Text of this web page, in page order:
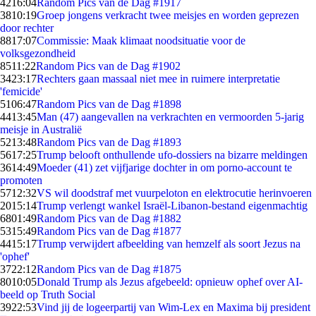
4216:04Random Pics van de Dag #1917
3810:19Groep jongens verkracht twee meisjes en worden geprezen
door rechter
8817:07Commissie: Maak klimaat noodsituatie voor de
volksgezondheid
8511:22Random Pics van de Dag #1902
3423:17Rechters gaan massaal niet mee in ruimere interpretatie
'femicide'
5106:47Random Pics van de Dag #1898
4413:45Man (47) aangevallen na verkrachten en vermoorden 5-jarig
meisje in Australië
5213:48Random Pics van de Dag #1893
5617:25Trump belooft onthullende ufo-dossiers na bizarre meldingen
3614:49Moeder (41) zet vijfjarige dochter in om porno-account te
promoten
5712:32VS wil doodstraf met vuurpeloton en elektrocutie herinvoeren
2015:14Trump verlengt wankel Israël-Libanon-bestand eigenmachtig
6801:49Random Pics van de Dag #1882
5315:49Random Pics van de Dag #1877
4415:17Trump verwijdert afbeelding van hemzelf als soort Jezus na
'ophef'
3722:12Random Pics van de Dag #1875
8010:05Donald Trump als Jezus afgebeeld: opnieuw ophef over AI-
beeld op Truth Social
3922:53Vind jij de logeerpartij van Wim-Lex en Maxima bij president